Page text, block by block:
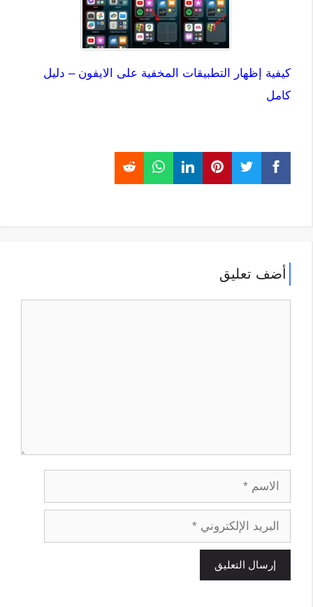
كيفية إظهار التطبيقات المخفية على الايفون – دليل
كامل
أضف تعليق
الاسم
البريد
الإلكتروني